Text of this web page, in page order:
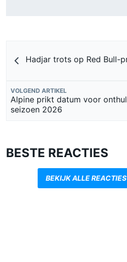
Hadjar trots op Red Bull-
VOLGEND ARTIKEL
Alpine prikt datum voor
seizoen 2026
BESTE REACTIES
BEKIJK ALLE